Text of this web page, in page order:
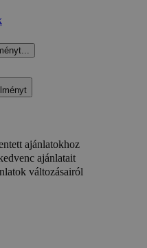
ajánlatokhoz
ajánlatait
változásairól